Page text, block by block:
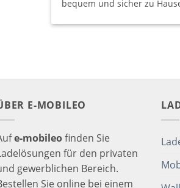
bequem und sicher zu
E-MOBILEO
e-mobileofinden Sie
für den privaten
gewerblichen Bereich.
Sie online bei einem